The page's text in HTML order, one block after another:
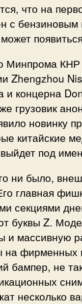
что на
с
КНР
Zhengzhou
и концерна
грузовик
новинку
китайские
под
ни было,
главная
секциями
буквы Z.
и массивную
фирменных
бампер, не
несколько